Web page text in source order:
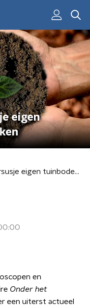
eigen
Nieuwe online cursusje eigen tuinbodem onderzoeken
en
Onder het
een uiterst actueel